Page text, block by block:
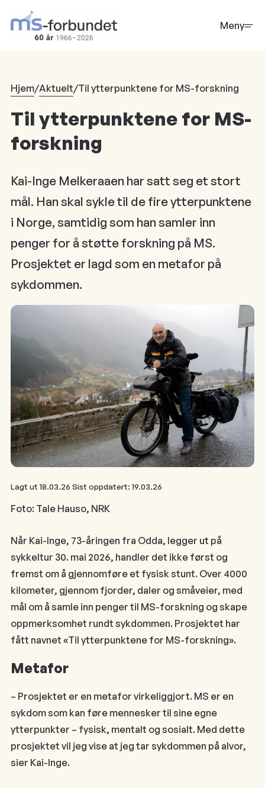
hovedinnhold
Meny
Hjem/Aktuelt/Til ytterpunktene for MS-forskning
Til ytterpunktene for MS-
forskning
Kai-Inge Melkeraaen har satt seg et stort
mål. Han skal sykle til de fire ytterpunktene
i Norge, samtidig som han samler inn
penger for å støtte forskning på MS.
Prosjektet er lagd som en metafor på
sykdommen.
Lagt ut18.03.26Sist oppdatert: 19.03.26
Foto: Tale Hauso, NRK
Når Kai-Inge, 73-åringen fra Odda, legger ut på
sykkeltur 30. mai 2026, handler det ikke først og
fremst om å gjennomføre et fysisk stunt. Over 4000
kilometer, gjennom fjorder, daler og småveier, med
mål om å samle inn penger til MS-forskning og skape
oppmerksomhet rundt sykdommen. Prosjektet har
fått navnet «Til ytterpunktene for MS-forskning».
Metafor
– Prosjektet er en metafor virkeliggjort. MS er en
sykdom som kan føre mennesker til sine egne
ytterpunkter – fysisk, mentalt og sosialt. Med dette
prosjektet vil jeg vise at jeg tar sykdommen på alvor,
sier Kai-Inge.